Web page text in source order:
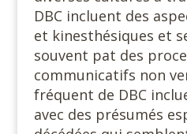
DBC incluent des
et kinesthésiques et
souvent pat des
communicatifs non
fréquent de DBC
avec des présumés